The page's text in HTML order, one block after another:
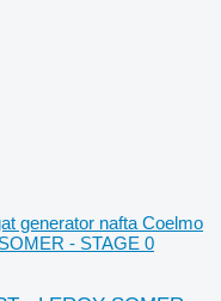
generator nafta Coelmo
- STAGE 0